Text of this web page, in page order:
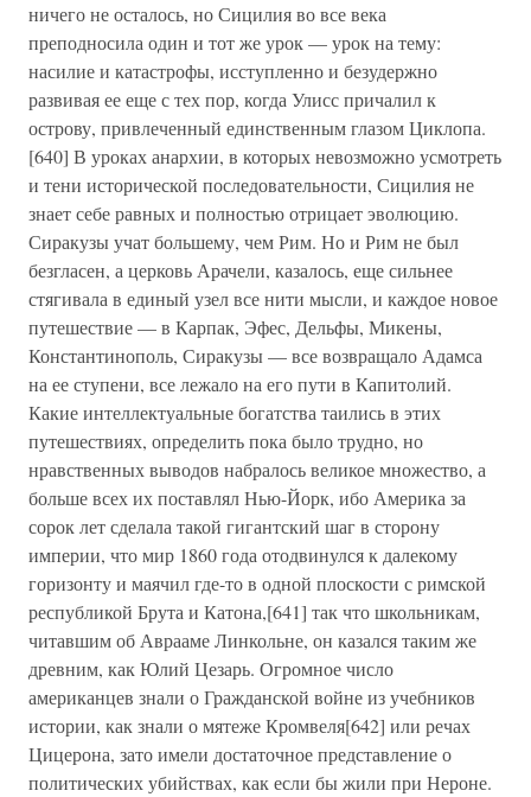
ничего не осталось, но Сицилия во все века
преподносила один и тот же урок — урок на тему:
насилие и катастрофы, исступленно и безудержно
развивая ее еще с тех пор, когда Улисс причалил к
острову, привлеченный единственным глазом Циклопа.
[640] В уроках анархии, в которых невозможно усмотреть
и тени исторической последовательности, Сицилия не
знает себе равных и полностью отрицает эволюцию.
Сиракузы учат большему, чем Рим. Но и Рим не был
безгласен, а церковь Арачели, казалось, еще сильнее
стягивала в единый узел все нити мысли, и каждое новое
путешествие — в Карпак, Эфес, Дельфы, Микены,
Константинополь, Сиракузы — все возвращало Адамса
на ее ступени, все лежало на его пути в Капитолий.
Какие интеллектуальные богатства таились в этих
путешествиях, определить пока было трудно, но
нравственных выводов набралось великое множество, а
больше всех их поставлял Нью-Йорк, ибо Америка за
сорок лет сделала такой гигантский шаг в сторону
империи, что мир 1860 года отодвинулся к далекому
горизонту и маячил где-то в одной плоскости с римской
республикой Брута и Катона,[641] так что школьникам,
читавшим об Аврааме Линкольне, он казался таким же
древним, как Юлий Цезарь. Огромное число
американцев знали о Гражданской войне из учебников
истории, как знали о мятеже Кромвеля[642] или речах
Цицерона, зато имели достаточное представление о
политических убийствах, как если бы жили при Нероне.